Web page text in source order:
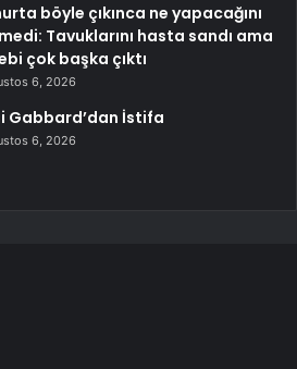
böyle çıkınca ne yapacağını
Tavuklarını hasta sandı ama
çok başka çıktı
6, 2026
Gabbard’dan İstifa
6, 2026